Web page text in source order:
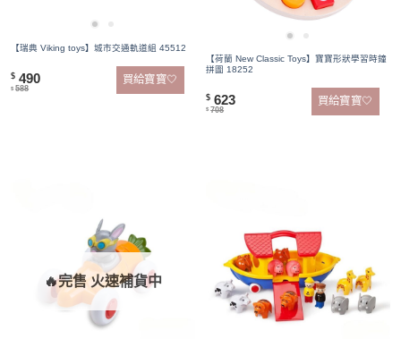
【瑞典 Viking toys】城市交通軌道組 45512
$ 490
$ 588
買給寶寶🤍
【荷蘭 New Classic Toys】寶寶形狀學習時鐘
拼圖 18252
$ 623
$ 708
買給寶寶🤍
🔥完售 火速補貨中